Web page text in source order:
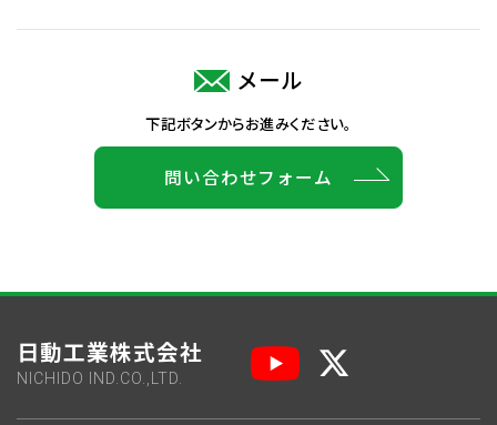
メール
下記ボタンからお進みください。
問い合わせフォーム
日動工業株式会社
NICHIDO IND.CO.,LTD.